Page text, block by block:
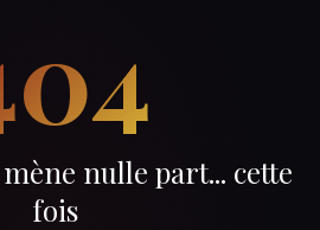
nulle part... cette
fois